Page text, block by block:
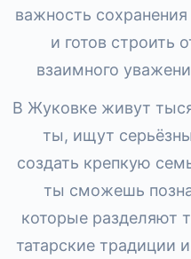
важность
и готов строить
взаимного
В Жуковке живут
ты, ищут
создать крепкую
ты сможешь
которые разделяют
татарские традиции